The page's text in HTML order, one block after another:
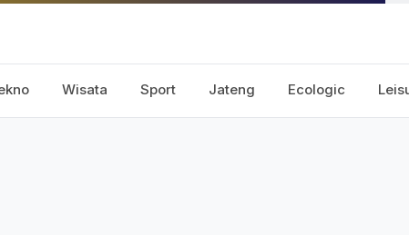
Wisata Sport Jateng Ecologic